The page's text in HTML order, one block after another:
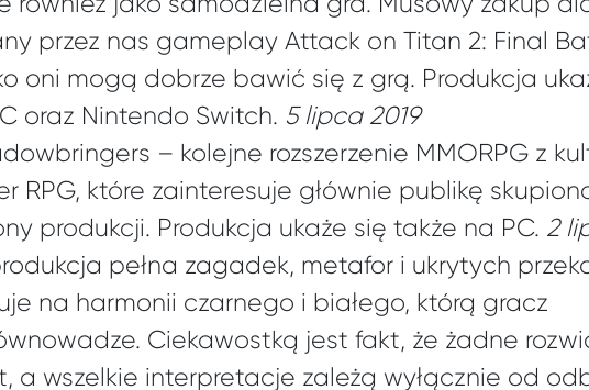
przez nas gameplay Attack on Titan 2: Final
oni mogą dobrze bawić się z grą. Produkcja
oraz Nintendo Switch. 5 lipca 2019
– kolejne rozszerzenie MMORPG z
RPG, które zainteresuje głównie publikę
produkcji. Produkcja ukaże się także na PC. 2
pełna zagadek, metafor i ukrytych
na harmonii czarnego i białego, którą gracz
Ciekawostką jest fakt, że żadne
a wszelkie interpretacje zależą wyłącznie od